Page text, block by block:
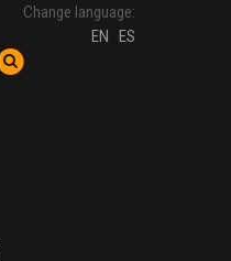
Change language:
EN ES